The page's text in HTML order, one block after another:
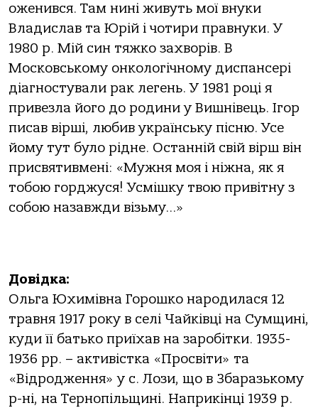
оженився. Там нині живуть мої внуки
Владислав та Юрій і чотири правнуки. У
1980 р. Мій син тяжко захворів. В
Московському онкологічному диспансері
діагностували рак легень. У 1981 році я
привезла його до родини у Вишнівець. Ігор
писав вірші, любив українську пісню. Усе
йому тут було рідне. Останній свій вірш він
присвятивмені: «Мужня моя і ніжна, як я
тобою горджуся! Усмішку твою привітну з
собою назавжди візьму…»
Довідка:
Ольга Юхимівна Горошко народилася 12
травня 1917 року в селі Чайківці на Сумщині,
куди її батько приїхав на заробітки. 1935-
1936 рр. – активістка «Просвіти» та
«Відродження» у с. Лози, що в Збаразькому
р-ні, на Тернопільщині. Наприкінці 1939 р.